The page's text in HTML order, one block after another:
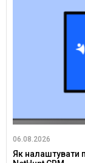
06.08.2026
Як налаштувати